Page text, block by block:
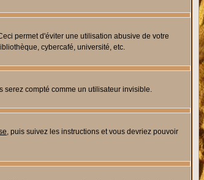
permet d'éviter une utilisation abusive de votre
cybercafé, université, etc.
serez compté comme un utilisateur invisible.
, puis suivez les instructions et vous devriez pouvoir